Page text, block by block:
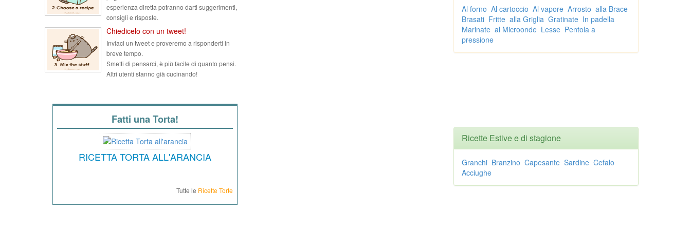
esperienza diretta potranno darti suggerimenti,
consigli e risposte.
Chiedicelo con un tweet!
Inviaci un tweet e proveremo a risponderti in
breve tempo.
Smetti di pensarci, è più facile di quanto pensi.
Altri utenti stanno già cucinando!
Fatti una Torta!
RICETTA TORTA ALL'ARANCIA
Tutte le Ricette Torte
Al forno Al cartoccio Al vapore Arrosto alla Brace
Brasati Fritte alla Griglia Gratinate In padella
Marinate al Microonde Lesse Pentola a
pressione
Ricette Estive e di stagione
Granchi Branzino Capesante Sardine Cefalo
Acciughe